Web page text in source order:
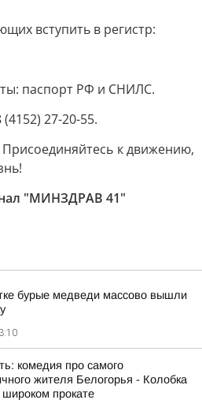
вступить в регистр:
паспорт РФ и СНИЛС.
27-20-55.
к движению,
"МИНЗДРАВ 41"
бурые медведи массово вышли
комедия про самого
жителя Белогорья - Колобка
прокате